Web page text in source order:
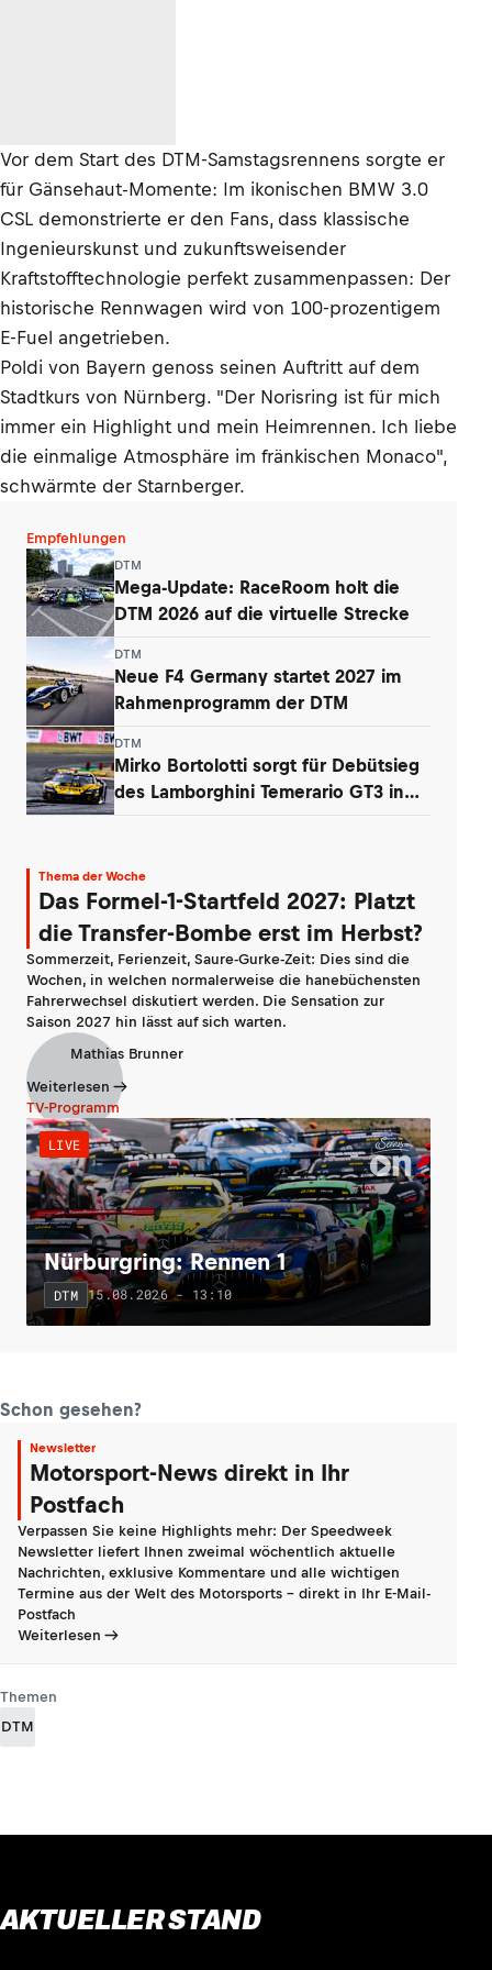
Vor dem Start des DTM-Samstagsrennens sorgte er
für Gänsehaut-Momente: Im ikonischen BMW 3.0
CSL demonstrierte er den Fans, dass klassische
Ingenieurskunst und zukunftsweisender
Kraftstofftechnologie perfekt zusammenpassen: Der
historische Rennwagen wird von 100-prozentigem
E-Fuel angetrieben.
Poldi von Bayern genoss seinen Auftritt auf dem
Stadtkurs von Nürnberg. "Der Norisring ist für mich
immer ein Highlight und mein Heimrennen. Ich liebe
die einmalige Atmosphäre im fränkischen Monaco",
schwärmte der Starnberger.
Empfehlungen
DTM
Mega-Update: RaceRoom holt die
DTM 2026 auf die virtuelle Strecke
DTM
Neue F4 Germany startet 2027 im
Rahmenprogramm der DTM
DTM
Mirko Bortolotti sorgt für Debütsieg
des Lamborghini Temerario GT3 in
Thema der Woche
Das Formel-1-Startfeld 2027: Platzt
die Transfer-Bombe erst im Herbst?
Sommerzeit, Ferienzeit, Saure-Gurke-Zeit: Dies sind die
Wochen, in welchen normalerweise die hanebüchensten
Fahrerwechsel diskutiert werden. Die Sensation zur
Saison 2027 hin lässt auf sich warten.
Mathias Brunner
Weiterlesen
TV-Programm
LIVE
Nürburgring: Rennen 1
DTM 15.08.2026 - 13:10
Schon gesehen?
Newsletter
Motorsport-News direkt in Ihr
Postfach
Verpassen Sie keine Highlights mehr: Der Speedweek
Newsletter liefert Ihnen zweimal wöchentlich aktuelle
Nachrichten, exklusive Kommentare und alle wichtigen
Termine aus der Welt des Motorsports - direkt in Ihr E-Mail-
Postfach
Weiterlesen
Themen
DTM
AKTUELLER STAND